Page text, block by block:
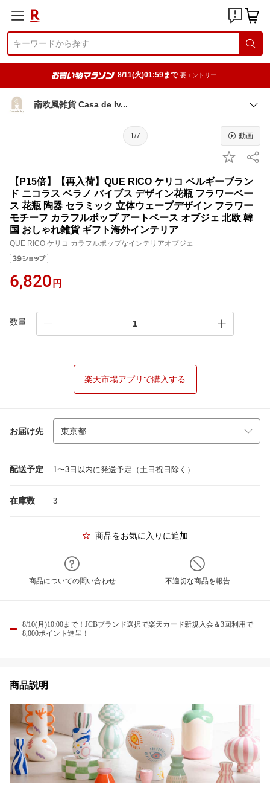
8/11(火)01:59まで 要エントリー
南欧風雑貨 Casa de Iv
1/7 動画
【P15倍】【再入荷】QUE RICO ケリコ ベルギーブラン
ド ニコラス ベラノ バイブス デザイン花瓶 フラワーベー
ス 花瓶 陶器 セラミック 立体ウェーブデザイン フラワー
モチーフ カラフルポップ アートベース オブジェ 北欧 韓
国 おしゃれ雑貨 ギフト海外インテリア
QUE RICO ケリコ カラフルポップなインテリアオブジェ
6,820 円
数量
楽天市場アプリで購入する
お届け先
配送予定 1〜3日以内に発送予定（土日祝日除く）
在庫数 3
商品をお気に入りに追加
商品についての問い合わせ 不適切な商品を報告
8/10(月)10:00まで！JCBブランド選択で楽天カード新規入会＆3回利用で
8,000ポイント進呈！
商品説明